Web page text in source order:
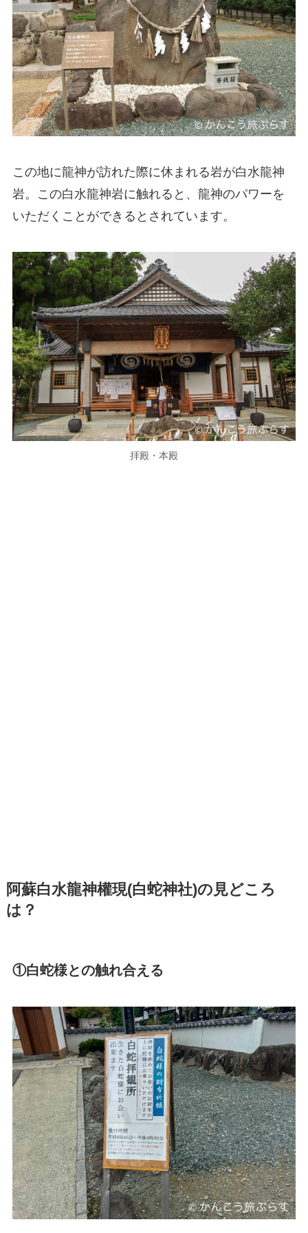
この地に龍神が訪れた際に休まれる岩が白水龍神
岩。この白水龍神岩に触れると、龍神のパワーを
いただくことができるとされています。
拝殿・本殿
阿蘇白水龍神權現(白蛇神社)の見どころ
は？
①白蛇様との触れ合える